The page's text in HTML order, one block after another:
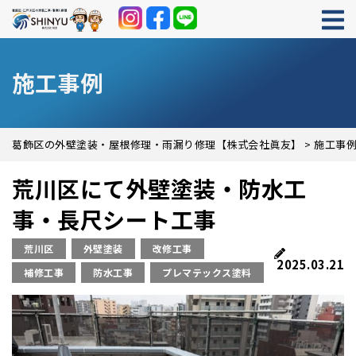
施工事例
葛飾区の外壁塗装・屋根修理・雨漏り修理【株式会社眞友】 > 施工事例
荒川区にて外壁塗装・防水工
事・長尺シート工事
荒川区 外壁塗装
改修工事
補修工事
防水工事 プレマテックス塗料 2025.03.21